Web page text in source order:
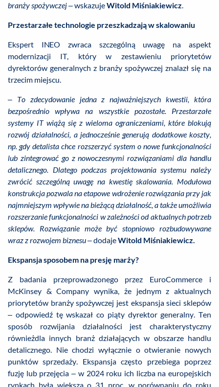
branży spożywczej– wskazujeWitold Miśniakiewicz.
Przestarzałe technologie przeszkadzają w skalowaniu
Ekspert INEO zwraca szczególną uwagę na aspekt
modernizacji IT, który w zestawieniu priorytetów
dyrektorów generalnych z branży spożywczej znalazł się na
trzecim miejscu.
– To zdecydowanie jedna z najważniejszych kwestii, która
bezpośrednio wpływa na wszystkie pozostałe. Przestarzałe
systemy IT wiążą się z wieloma ograniczeniami, które blokują
rozwój działalności, a jednocześnie generują dodatkowe koszty,
np. gdy detalista chce rozszerzyć system o nowe funkcjonalności
lub zintegrować go z nowoczesnymi rozwiązaniami dla handlu
detalicznego. Dlatego podczas projektowania systemu należy
zwrócić szczególną uwagę na kwestię skalowania. Modułowa
konstrukcja pozwala na etapowe wdrożenie rozwiązania przy jak
najmniejszym wpływie na bieżącą działalność, a także umożliwia
rozszerzanie funkcjonalności w zależności od aktualnych potrzeb
sklepów. Rozwiązanie może być stopniowo rozbudowywane
wraz z rozwojem biznesu –dodajeWitold Miśniakiewicz.
Ekspansja sposobem na presję marży?
Z badania przeprowadzonego przez EuroCommerce i
McKinsey & Company wynika, że jednym z aktualnych
priorytetów branży spożywczej jest ekspansja sieci sklepów
– odpowiedź tę wskazał co piąty dyrektor generalny. Ten
sposób rozwijania działalności jest charakterystyczny
równieżdla innych branż działających w obszarze handlu
detalicznego. Nie chodzi wyłącznie o otwieranie nowych
punktów sprzedaży. Ekspansja często przebiega poprzez
fuzję lub przejęcia – w 2024 roku ich liczba na europejskich
rynkach była większa o 31 proc. w porównaniu do roku